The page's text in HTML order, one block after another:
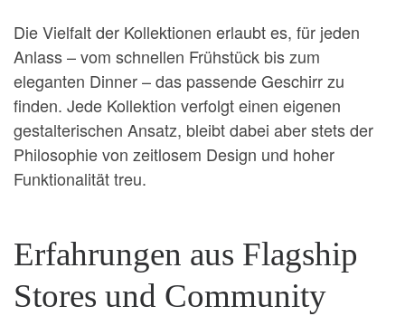
Die Vielfalt der Kollektionen erlaubt es, für jeden
Anlass – vom schnellen Frühstück bis zum
eleganten Dinner – das passende Geschirr zu
finden. Jede Kollektion verfolgt einen eigenen
gestalterischen Ansatz, bleibt dabei aber stets der
Philosophie von zeitlosem Design und hoher
Funktionalität treu.
Erfahrungen aus Flagship
Stores und Community